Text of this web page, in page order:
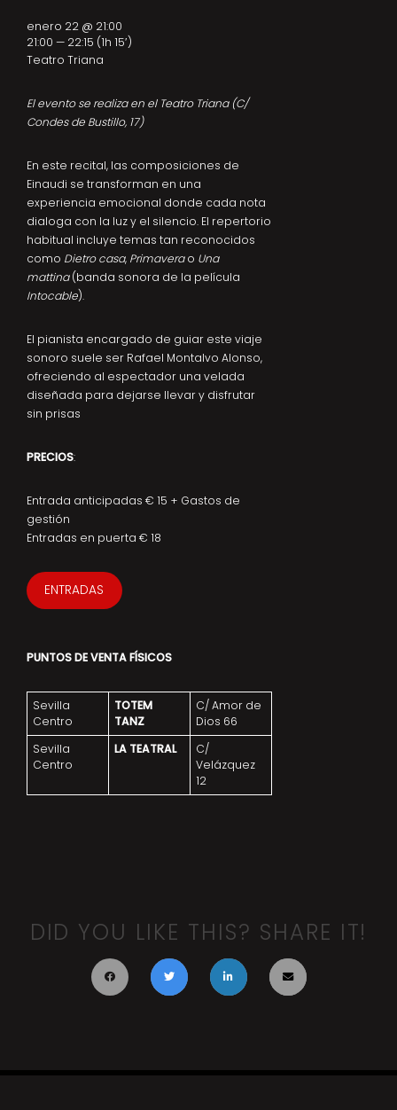
El evento se realiza en el Teatro Triana (C/
Condes de Bustillo, 17)
En este recital, las composiciones de
Einaudi se transforman en una
experiencia emocional donde cada nota
dialoga con la luz y el silencio. El repertorio
habitual incluye temas tan reconocidos
como Dietro casa, Primaverao Una
mattina(banda sonora de la película
Intocable).
El pianista encargado de guiar este viaje
sonoro suele ser Rafael Montalvo Alonso,
ofreciendo al espectador una velada
diseñada para dejarse llevar y disfrutar
sin prisas
PRECIOS:
Entrada anticipadas € 15 + Gastos de
gestión
Entradas en puerta € 18
ENTRADAS
PUNTOS DE VENTA FÍSICOS
Sevilla
Centro
TOTEM
TANZ
C/ Amor de
Dios 66
Sevilla
Centro
LA TEATRAL
C/
Velázquez
12
enero 22 @ 21:00
21:00 — 22:15 (1h 15′)
Teatro Triana
DID YOU LIKE THIS? SHARE IT!